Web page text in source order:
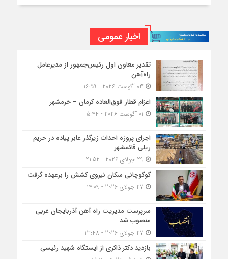
اخبار عمومی
تقدیر معاون اول رئیس‌جمهور از مدیرعامل
راه‌آهن
اعزام قطار فوق‌العاده کرمان – خرمشهر
اجرای پروژه احداث زیرگذر عابر پیاده در حریم
ریلی قائمشهر
گوگوچانی سکان نیروی کشش را برعهده گرفت
سرپرست مدیریت راه آهن آذربایجان غربی
منصوب شد
بازدید دکتر ذاکری از ایستگاه شهید رئیسی